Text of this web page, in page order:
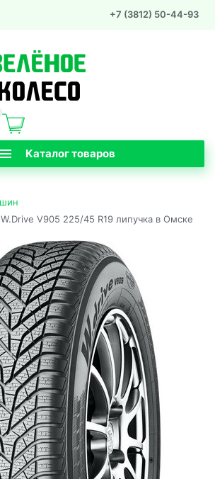
+7 (3812) 50-44-93
Каталог товаров
V905 225/45 R19 липучка в Омске